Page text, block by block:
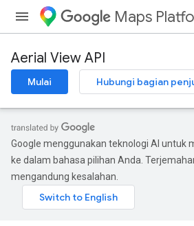
Maps
Aerial View API
Mulai Hubungi bagian
Google menggunakan teknologi AI untuk
ke dalam bahasa pilihan Anda.
mengandung kesalahan.